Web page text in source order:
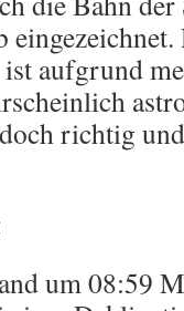
aufgrund
richtig
um 08:59